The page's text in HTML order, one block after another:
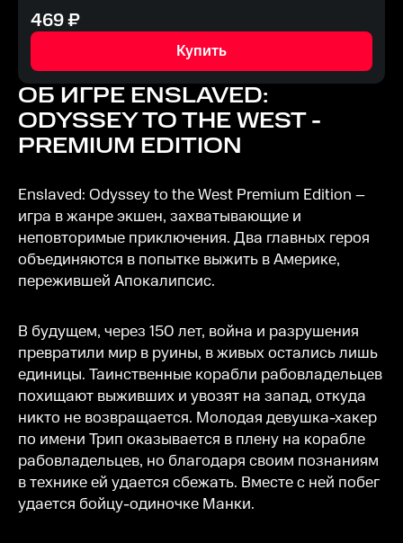
469₽
Купить
ОБ ИГРЕ ENSLAVED:
ODYSSEY TO THE WEST -
PREMIUM EDITION
Enslaved: Odyssey to the West Premium Edition –
игра в жанре экшен, захватывающие и
неповторимые приключения. Два главных героя
объединяются в попытке выжить в Америке,
пережившей Апокалипсис.
В будущем, через 150 лет, война и разрушения
превратили мир в руины, в живых остались лишь
единицы. Таинственные корабли рабовладельцев
похищают выживших и увозят на запад, откуда
никто не возвращается. Молодая девушка-хакер
по имени Трип оказывается в плену на корабле
рабовладельцев, но благодаря своим познаниям
в технике ей удается сбежать. Вместе с ней побег
удается бойцу-одиночке Манки.